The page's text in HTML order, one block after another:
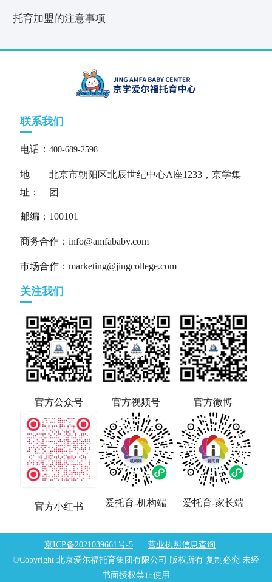
托育加盟的注意事项
联系我们
电话： 400-689-2598
地
址：
北京市朝阳区北辰世纪中心A座1233，京学集
团
邮编：100101
商务合作：info@amfababy.com
市场合作：marketing@jingcollege.com
关注我们
官方公众号 官方视频号 官方微博
官方小红书 爱托育-机构端 爱托育-家长端
京ICP备2021039661号-5
营业执照信息查询
©Copyright 北京爱尔福托育集团有限公司 版权所有 复制必究 未经
书面授权禁止使用